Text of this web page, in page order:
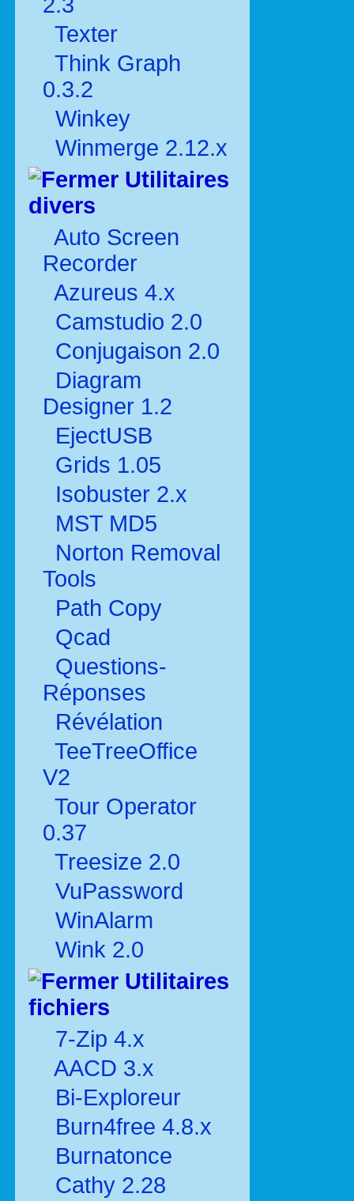
Texter
Think Graph
0.3.2
Winkey
Winmerge 2.12.x
Utilitaires
divers
Auto Screen
Recorder
Azureus 4.x
Camstudio 2.0
Conjugaison 2.0
Diagram
Designer 1.2
EjectUSB
Grids 1.05
Isobuster 2.x
MST MD5
Norton Removal
Tools
Path Copy
Qcad
Questions-
Réponses
Révélation
TeeTreeOffice
V2
Tour Operator
0.37
Treesize 2.0
VuPassword
WinAlarm
Wink 2.0
Utilitaires
fichiers
7-Zip 4.x
AACD 3.x
Bi-Exploreur
Burn4free 4.8.x
Burnatonce
Cathy 2.28